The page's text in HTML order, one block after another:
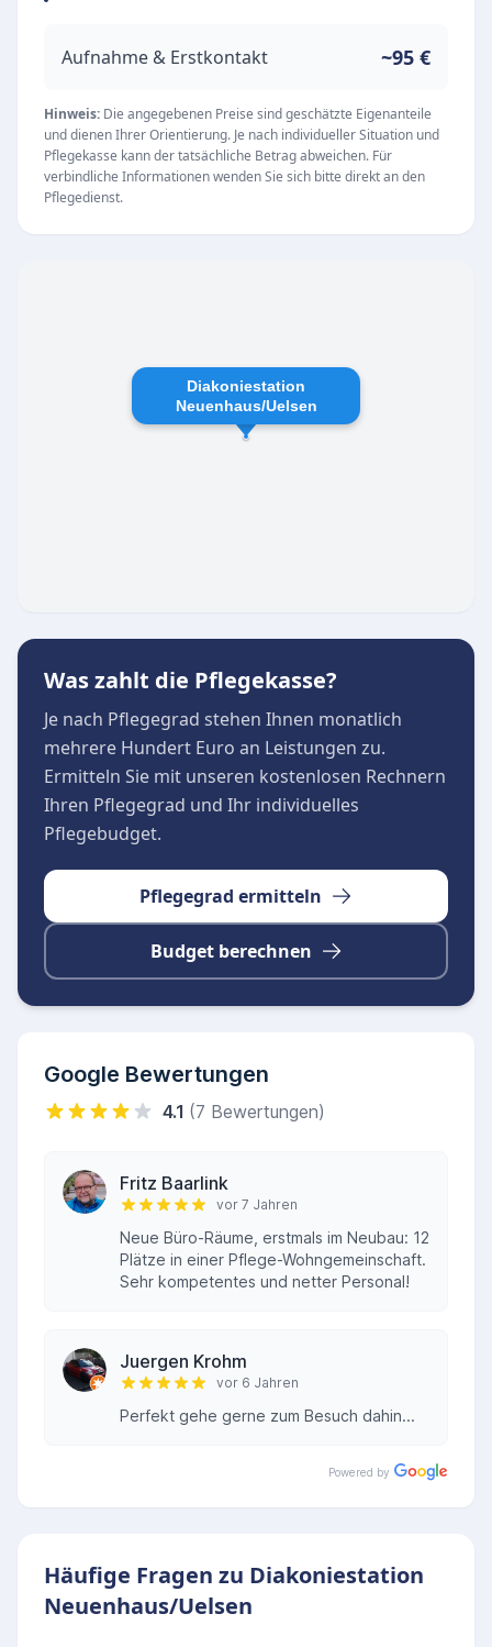
Tagespflege im Treff am Mühlenpark sowie
Wohnen in Veldhausen, Uelsen und Itterbeck.
Rund um die Uhr Pflegepersonal sorgt für
Sicherheit und Komfort in den
Wohngemeinschaften. Zudem unterstützt der
Pflegedienst bei der Antragstellung bei
gemeinsam mit den Angehörigen entwickelt. Als
zugelassener Dienstleister mit hervorragenden
Bewertungen (MD Note 1,0) garantiert die
Aufnahme & Erstkontakt ~95 €
Hinweis: Die angegebenen Preise sind geschätzte Eigenanteile
und dienen Ihrer Orientierung. Je nach individueller Situation und
Pflegekasse kann der tatsächliche Betrag abweichen. Für
verbindliche Informationen wenden Sie sich bitte direkt an den
Pflegedienst.
Diakoniestation
Neuenhaus/Uelsen
Was zahlt die Pflegekasse?
Je nach Pflegegrad stehen Ihnen monatlich
mehrere Hundert Euro an Leistungen zu.
Ermitteln Sie mit unseren kostenlosen Rechnern
Ihren Pflegegrad und Ihr individuelles
Pflegebudget.
Pflegegrad ermitteln
Budget berechnen
Google Bewertungen
4.1 (7 Bewertungen)
Fritz Baarlink
vor 7 Jahren
Neue Büro-Räume, erstmals im Neubau: 12
Plätze in einer Pflege-Wohngemeinschaft.
Sehr kompetentes und netter Personal!
Juergen Krohm
vor 6 Jahren
Perfekt gehe gerne zum Besuch dahin...
Powered by
Häufige Fragen zu Diakoniestation
Neuenhaus/Uelsen